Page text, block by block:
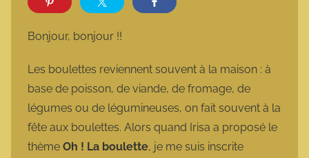
o
t
t
e
Bonjour, bonjour !!
Les boulettes reviennent souvent à la maison : à
base de poisson, de viande, de fromage, de
légumes ou de légumineuses, on fait souvent à la
fête aux boulettes. Alors quand Irisa a proposé le
thème Oh ! La boulette, je me suis inscrite